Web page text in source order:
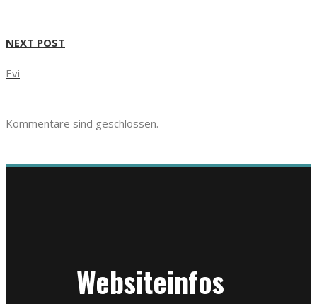
NEXT POST
Evi
Kommentare sind geschlossen.
Websiteinfos